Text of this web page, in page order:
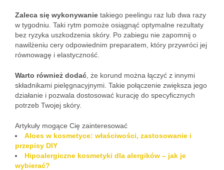
Zaleca się wykonywanie takiego peelingu raz lub dwa razy
w tygodniu. Taki rytm pomoże osiągnąć optymalne rezultaty
bez ryzyka uszkodzenia skóry. Po zabiegu nie zapomnij o
nawilżeniu cery odpowiednim preparatem, który przywróci jej
równowagę i elastyczność.
Warto również dodać , że korund można łączyć z innymi
składnikami pielęgnacyjnymi. Takie połączenie zwiększa jego
działanie i pozwala dostosować kurację do specyficznych
potrzeb Twojej skóry.
Artykuły mogące Cię zainteresować
Aloes w kosmetyce: właściwości, zastosowanie i
przepisy DIY
Hipoalergiczne kosmetyki dla alergików – jak je
wybierać?